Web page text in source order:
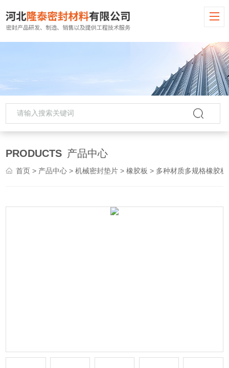
PRODUCTS 产品中心
首页 > 产品中心 >机械密封垫片 >橡胶板 > 多种材质多规格橡胶板